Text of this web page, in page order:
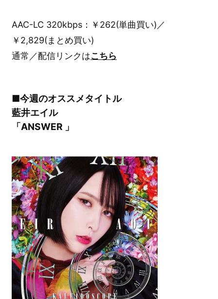
AAC-LC 320kbps：￥262(単曲買い)／
￥2,829(まとめ買い)
通常／配信リンクはこちら
■今週のオススメタイトル
藍井エイル
「ANSWER 」